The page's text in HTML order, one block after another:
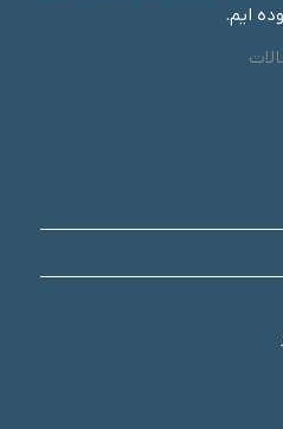
ایم.